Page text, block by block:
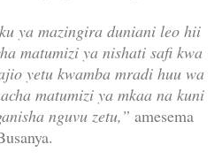
ya mazingira duniani leo hii
matumizi ya nishati safi kwa
yetu kwamba mradi huu wa
matumizi ya mkaa na kuni
nguvu zetu,” amesema